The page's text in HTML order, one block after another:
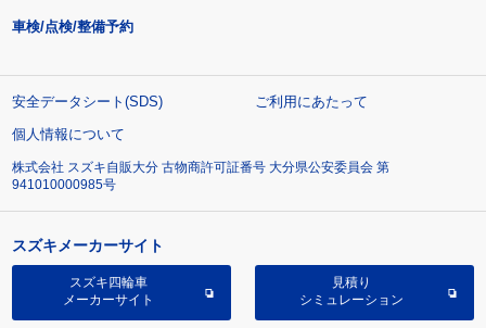
車検/点検/整備予約
安全データシート(SDS)
ご利用にあたって
個人情報について
株式会社 スズキ自販大分 古物商許可証番号 大分県公安委員会 第
941010000985号
スズキメーカーサイト
スズキ四輪車
メーカーサイト
見積り
シミュレーション